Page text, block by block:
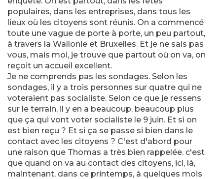
populaires, dans les entreprises, dans tous les
lieux où les citoyens sont réunis. On a commencé
toute une vague de porte à porte, un peu partout,
à travers la Wallonie et Bruxelles. Et je ne sais pas
vous, mais moi, je trouve que partout où on va, on
reçoit un accueil excellent.
Je ne comprends pas les sondages. Selon les
sondages, il y a trois personnes sur quatre qui ne
voteraient pas socialiste. Selon ce que je ressens
sur le terrain, il y en a beaucoup, beaucoup plus
que ça qui vont voter socialiste le 9 juin. Et si on
est bien reçu ? Et si ça se passe si bien dans le
contact avec les citoyens ? C'est d'abord pour
une raison que Thomas a très bien rappelée. c'est
que quand on va au contact des citoyens, ici, là,
maintenant, dans ce printemps, à quelques mois